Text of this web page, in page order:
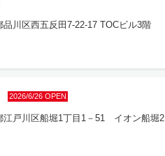
川区西五反田7-22-17 TOCビル3階
2026/6/26 OPEN
戸川区船堀1丁目1－51 イオン船堀2